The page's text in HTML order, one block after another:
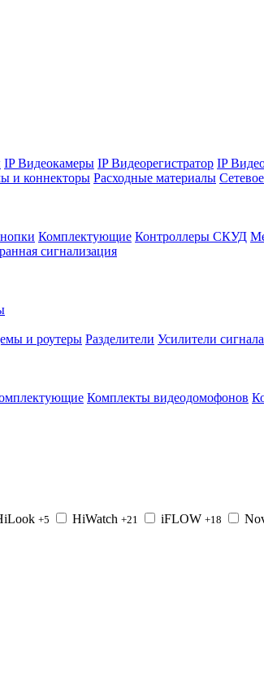
IP Видеокамеры IP Видеорегистратор IP
и коннекторы Расходные материалы
Комплектующие Контроллеры СКУД
сигнализация
и роутеры Разделители Усилители сигнала
Комплекты видеодомофонов
+5 HiWatch +21 iFLOW +18